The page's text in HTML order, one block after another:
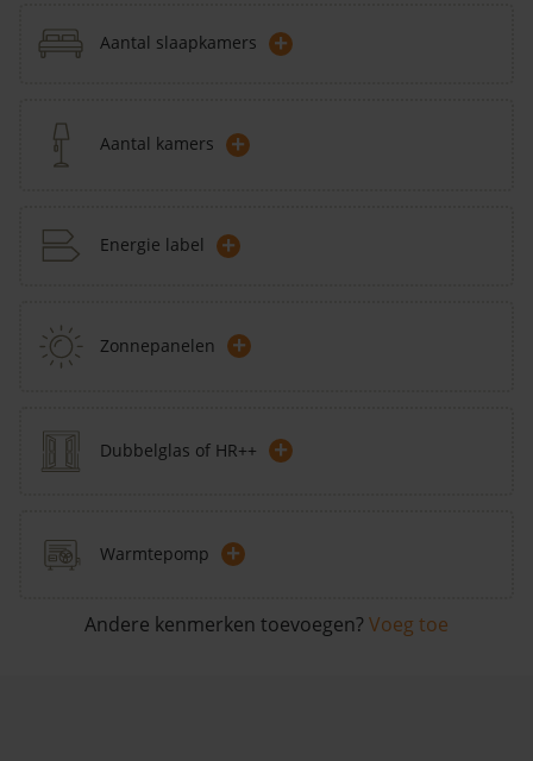
Aantal slaapkamers +
Aantal kamers +
Energie label +
Zonnepanelen +
Dubbelglas of HR++ +
Warmtepomp +
Andere kenmerken toevoegen? Voeg toe